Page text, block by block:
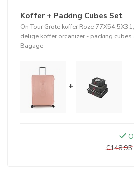
Koffer + Packing Cubes Set
On Tour Grote koffer Roze
delige koffer organizer - packing cubes
Bagage
+
€148,95